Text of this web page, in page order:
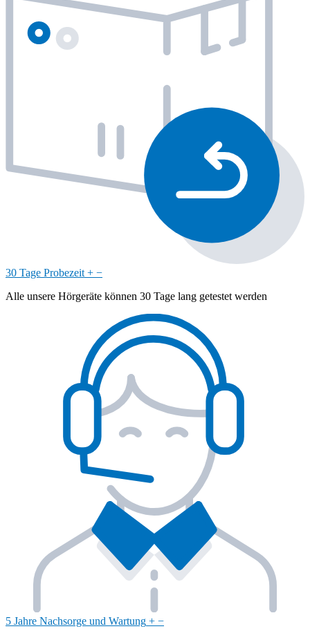
30 Tage Probezeit + −
Alle unsere Hörgeräte können 30 Tage lang getestet werden
5 Jahre Nachsorge und Wartung + −